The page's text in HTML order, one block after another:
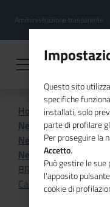
contenuto
Menu
hamburgher
Amministrazione trasparente
Home
Sistema
News dal sistema
News dal sistema
News dal sistema
BRESCIA - Cittadella
Camera di
Questo sito
specifiche
installati, solo
parte di profilare
Per proseguire la
Accetto.
Può gestire le
l'apposito pulsante
cookie di